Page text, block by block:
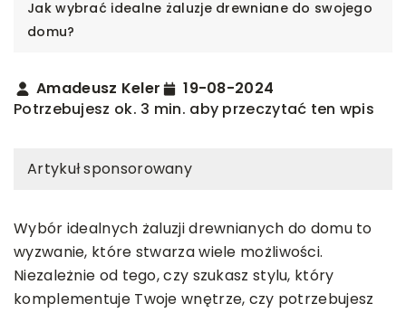
Jak wybrać idealne żaluzje drewniane do swojego
domu?
Amadeusz Keler
19-08-2024
Potrzebujesz ok. 3 min. aby przeczytać ten wpis
Artykuł sponsorowany
Wybór idealnych żaluzji drewnianych do domu to
wyzwanie, które stwarza wiele możliwości.
Niezależnie od tego, czy szukasz stylu, który
komplementuje Twoje wnętrze, czy potrzebujesz